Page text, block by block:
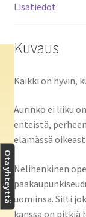
Lisätiedot
Kuvaus
Kaikki on hyvin,
Aurinko ei liiku
enteistä,
elämässä
Nelihenkinen
uomiinsa. Silti
kanssa on pitkiä
Ota yhteyttä